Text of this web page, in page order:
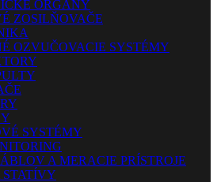
ORGANY
ZOSILŇOVAČE
OZVUČOVACIE SYSTÉMY
SYSTÉMY
A MERACIE PRÍSTROJE
STATÍVY